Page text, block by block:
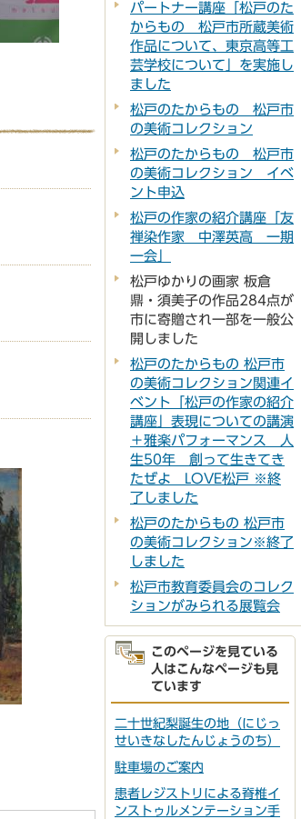
パートナー講座「松戸のた
からもの 松戸市所蔵美術
作品について、東京高等工
芸学校について」を実施し
ました
松戸のたからもの 松戸市
の美術コレクション
松戸のたからもの 松戸市
の美術コレクション イベ
ント申込
松戸の作家の紹介講座「友
禅染作家 中澤英高 一期
一会」
松戸ゆかりの画家 板倉
鼎・須美子の作品284点が
市に寄贈され一部を一般公
開しました
松戸のたからもの 松戸市
の美術コレクション関連イ
ベント「松戸の作家の紹介
講座」表現についての講演
＋雅楽パフォーマンス 人
生50年 創って生きてき
たぜよ LOVE松戸 ※終
了しました
松戸のたからもの 松戸市
の美術コレクション※終了
しました
松戸市教育委員会のコレク
ションがみられる展覧会
このページを見ている
人はこんなページも見
ています
二十世紀梨誕生の地（にじっ
せいきなしたんじょうのち）
駐車場のご案内
患者レジストリによる脊椎イ
ンストゥルメンテーション手